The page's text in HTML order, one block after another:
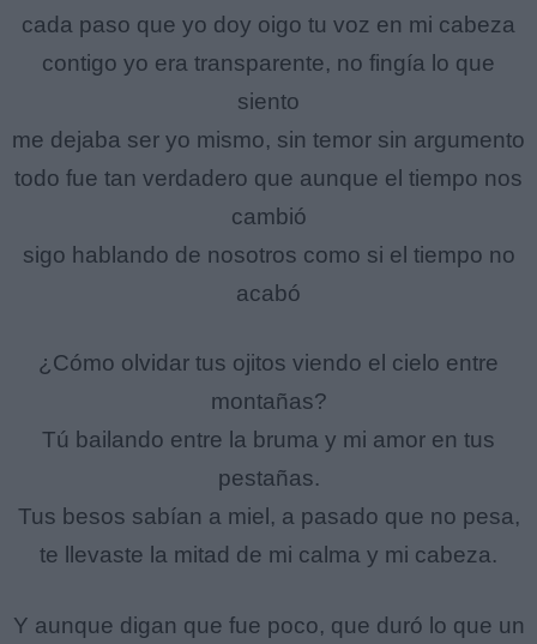
cada paso que yo doy oigo tu voz en mi cabeza
contigo yo era transparente, no fingía lo que
siento
me dejaba ser yo mismo, sin temor sin argumento
todo fue tan verdadero que aunque el tiempo nos
cambió
sigo hablando de nosotros como si el tiempo no
acabó
¿Cómo olvidar tus ojitos viendo el cielo entre
montañas?
Tú bailando entre la bruma y mi amor en tus
pestañas.
Tus besos sabían a miel, a pasado que no pesa,
te llevaste la mitad de mi calma y mi cabeza.
Y aunque digan que fue poco, que duró lo que un